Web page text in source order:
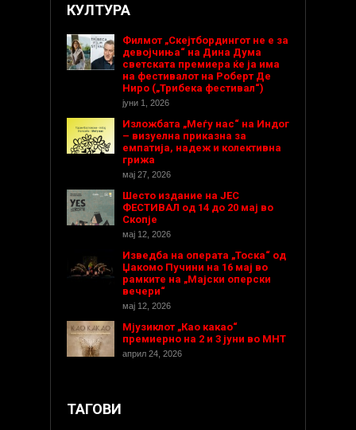
КУЛТУРА
Филмот „Скејтбордингот не е за
девојчиња“ на Дина Дума
светската премиера ќе ја има
на фестивалот на Роберт Де
Ниро („Трибека фестивал“)
јуни 1, 2026
Изложбата „Меѓу нас“ на Индог
– визуелна приказна за
емпатија, надеж и колективна
грижа
мај 27, 2026
Шесто издание на ЈЕС
ФЕСТИВАЛ од 14 до 20 мај во
Скопје
мај 12, 2026
Изведба на операта „Тоска“ од
Џакомо Пучини на 16 мај во
рамките на „Мајски оперски
вечери“
мај 12, 2026
Мјузиклот „Као какао“
премиерно на 2 и 3 јуни во МНТ
април 24, 2026
ТАГОВИ